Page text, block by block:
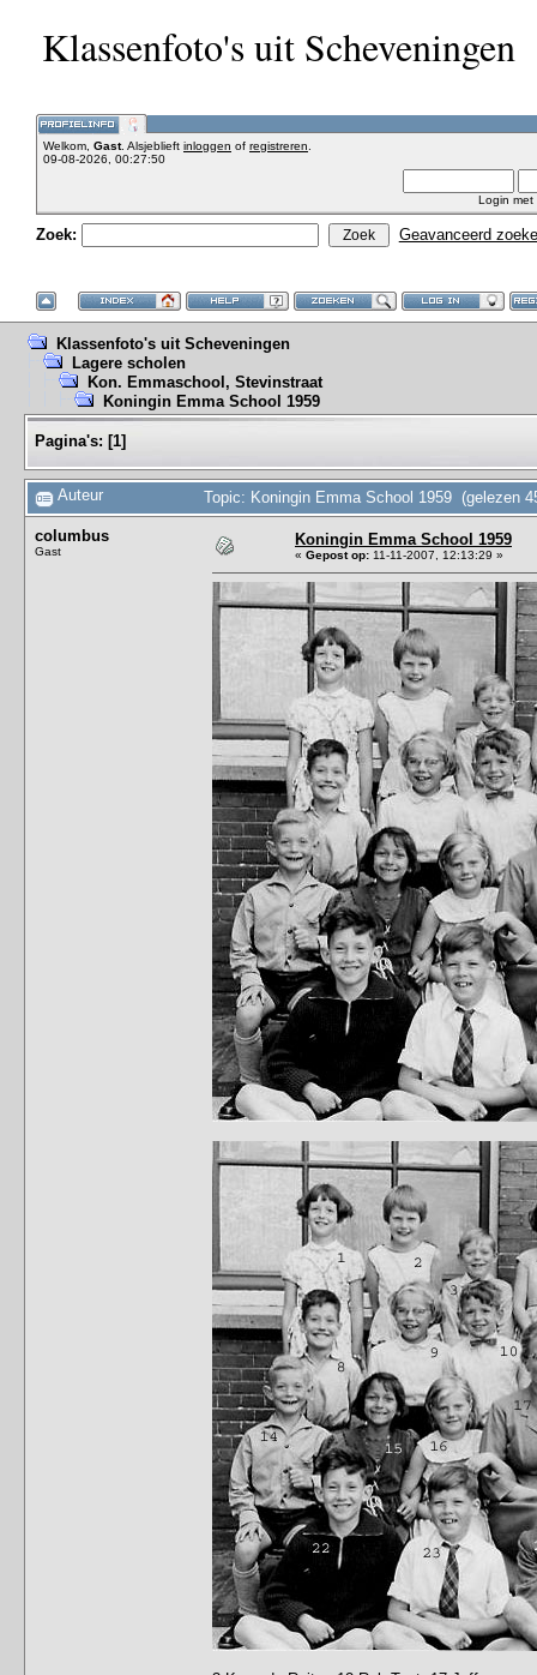
Klassenfoto's uit Scheveningen
Welkom, Gast. Alsjeblieft inloggen of registreren
09-08-2026, 00:27:50
Login met
Zoek: Geavanceerd
Klassenfoto's uit Scheveningen
Lagere scholen
Kon. Emmaschool, Stevinstraat
Koningin Emma School 1959
Pagina's: [1]
Auteur Topic: Koningin Emma School 1959 (gelezen
columbus
Gast
Koningin Emma School 1959
« Gepost op: 11-11-2007, 12:13:29 »